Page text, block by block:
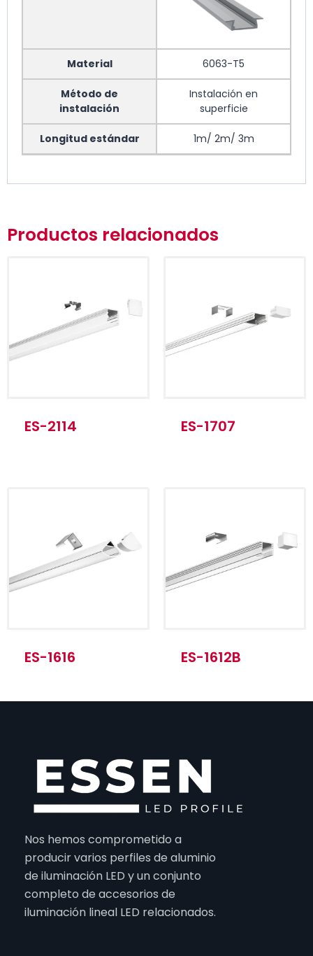
Material 6063-T5
Método de
instalación
Instalación en
superficie
Longitud estándar 1m/ 2m/ 3m
Método de
instalación
Instalación en
superficie
Método de
instalación
Instalación en
superficie
Longitud estándar 1m/ 2m/ 3m
Productos relacionados
ES-2114 ES-1707
ES-1616 ES-1612B
Nos hemos comprometido a
producir varios perfiles de aluminio
de iluminación LED y un conjunto
completo de accesorios de
iluminación lineal LED relacionados.